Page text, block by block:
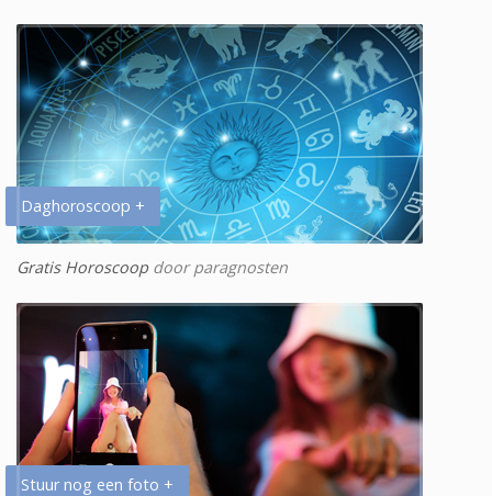
Daghoroscoop +
Gratis Horoscoopdoor paragnosten
Stuur nog een foto +